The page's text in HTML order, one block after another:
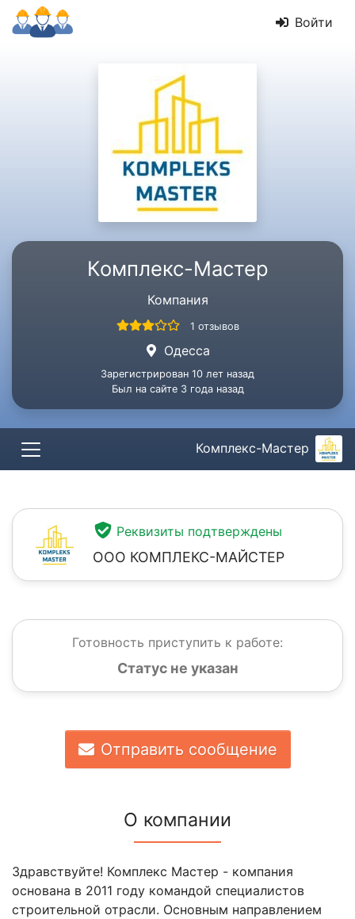
Войти
Комплекс-Мастер
Компания
1 отзывов
Одесса
Зарегистрирован 10 лет назад
Был на сайте 3 года назад
Комплекс-Мастер
Реквизиты подтверждены
ООО КОМПЛЕКС-МАЙСТЕР
Готовность приступить к работе:
Статус не указан
Отправить сообщение
О компании
Здравствуйте! Комплекс Мастер - компания
основана в 2011 году командой специалистов
строительной отрасли. Основным направлением